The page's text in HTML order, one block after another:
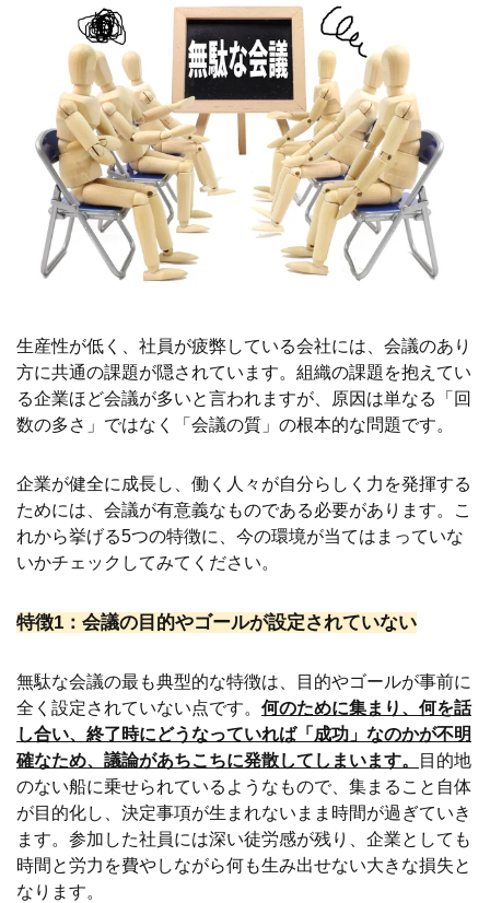
生産性が低く、社員が疲弊している会社には、会議のあり
方に共通の課題が隠されています。組織の課題を抱えてい
る企業ほど会議が多いと言われますが、原因は単なる「回
数の多さ」ではなく「会議の質」の根本的な問題です。
企業が健全に成長し、働く人々が自分らしく力を発揮する
ためには、会議が有意義なものである必要があります。こ
れから挙げる5つの特徴に、今の環境が当てはまっていな
いかチェックしてみてください。
特徴1：会議の目的やゴールが設定されていない
無駄な会議の最も典型的な特徴は、目的やゴールが事前に
全く設定されていない点です。 何のために集まり、何を話
し合い、終了時にどうなっていれば「成功」なのかが不明
確なため、議論があちこちに発散してしまいます。
目的地
のない船に乗せられているようなもので、集まること自体
が目的化し、決定事項が生まれないまま時間が過ぎていき
ます。参加した社員には深い徒労感が残り、企業としても
時間と労力を費やしながら何も生み出せない大きな損失と
なります。